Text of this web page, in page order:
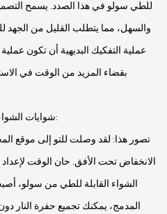
للطي سولو في هذا الصدد. يسمح
والسهل، مما يتطلب القليل من الجهد
عملية التفكيك البديهية أن تكون
بقضاء المزيد من الوقت في
شوايات الشواء المنفردة القابلة للطي أثناء العمل:
تصور هذا: لقد وصلت للتو إلى موقع
الانخفاض تحت الأفق. حان الوقت
الشواء القابلة للطي من سولو،
المدمج، يمكنك تجميع حفرة النار